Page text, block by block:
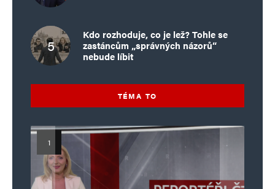
Kdo rozhoduje, co je lež? Tohle se
zastáncům „správných názorů“
nebude líbit
TÉMA TO